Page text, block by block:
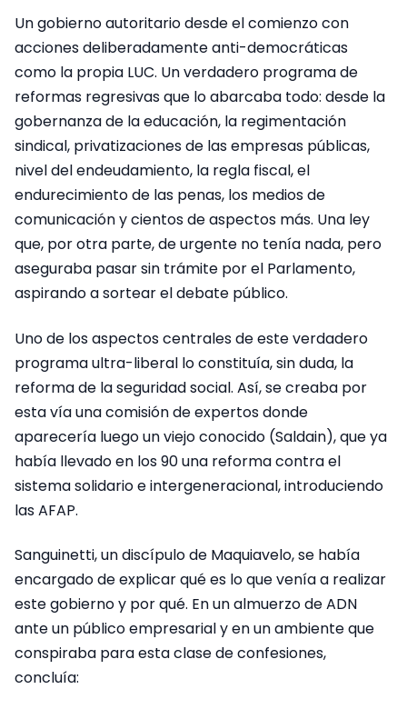
Un gobierno autoritario desde el comienzo con
acciones deliberadamente anti-democráticas
como la propia LUC. Un verdadero programa de
reformas regresivas que lo abarcaba todo: desde la
gobernanza de la educación, la regimentación
sindical, privatizaciones de las empresas públicas,
nivel del endeudamiento, la regla fiscal, el
endurecimiento de las penas, los medios de
comunicación y cientos de aspectos más. Una ley
que, por otra parte, de urgente no tenía nada, pero
aseguraba pasar sin trámite por el Parlamento,
aspirando a sortear el debate público.
Uno de los aspectos centrales de este verdadero
programa ultra-liberal lo constituía, sin duda, la
reforma de la seguridad social. Así, se creaba por
esta vía una comisión de expertos donde
aparecería luego un viejo conocido (Saldain), que ya
había llevado en los 90 una reforma contra el
sistema solidario e intergeneracional, introduciendo
las AFAP.
Sanguinetti, un discípulo de Maquiavelo, se había
encargado de explicar qué es lo que venía a realizar
este gobierno y por qué. En un almuerzo de ADN
ante un público empresarial y en un ambiente que
conspiraba para esta clase de confesiones,
concluía: